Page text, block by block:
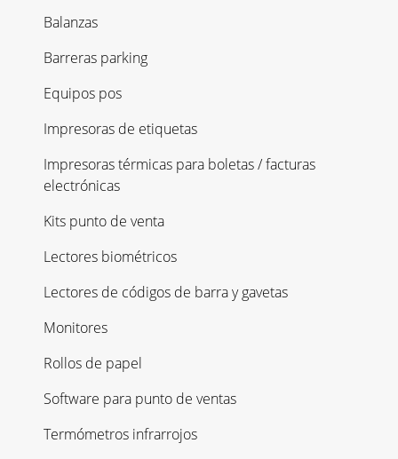
Balanzas
Barreras parking
Equipos pos
Impresoras de etiquetas
Impresoras térmicas para boletas / facturas
electrónicas
Kits punto de venta
Lectores biométricos
Lectores de códigos de barra y gavetas
Monitores
Rollos de papel
Software para punto de ventas
Termómetros infrarrojos